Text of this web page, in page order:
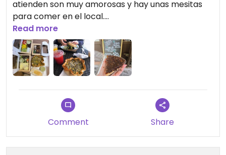
atienden son muy amorosas y hay unas mesitas
para comer en el local.
Updated from previous review on 2025-02-20
Read more
Comment Share